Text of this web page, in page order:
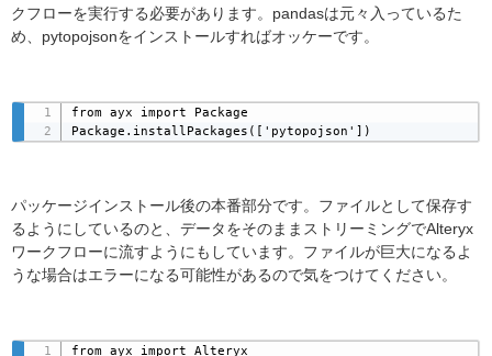
クフローを実行する必要があります。pandasは元々入っているた
め、pytopojsonをインストールすればオッケーです。
from ayx import Package
Package.installPackages(['pytopojson'])
パッケージインストール後の本番部分です。ファイルとして保存す
るようにしているのと、データをそのままストリーミングでAlteryx
ワークフローに流すようにもしています。ファイルが巨大になるよ
うな場合はエラーになる可能性があるので気をつけてください。
from ayx import Alteryx